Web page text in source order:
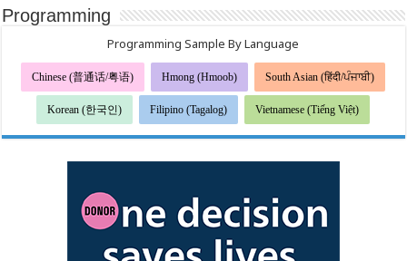
Programming
Programming Sample By Language
Chinese (普通话/粤语) Hmong (Hmoob) South Asian (हिंदी/ਪੰਜਾਬੀ)
Korean (한국인) Filipino (Tagalog) Vietnamese (Tiếng Việt)